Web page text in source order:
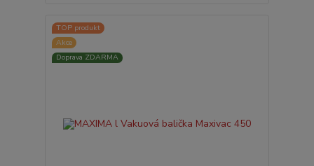
TOP produkt
Akce
Doprava ZDARMA